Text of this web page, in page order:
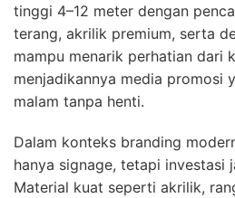
tinggi 4–12 meter dengan
terang, akrilik premium, serta
mampu menarik perhatian dari
menjadikannya media promosi
malam tanpa henti.
Dalam konteks branding
hanya signage, tetapi investasi
Material kuat seperti akrilik,